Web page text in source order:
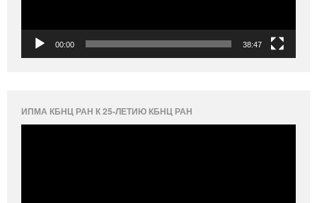
00:00 38:47
ИПМА КБНЦ РАН К 25-ЛЕТИЮ КБНЦ РАН